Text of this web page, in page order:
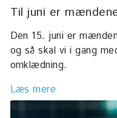
Til juni er
Den 15. juni er
og så skal vi i gang
omklædning.
Læs mere